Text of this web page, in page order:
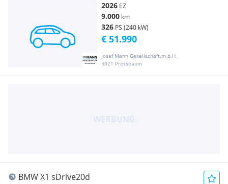
2026 EZ
9.000 km
326 PS (240 kW)
Josef Mann Gesellschaft.m.b.H.
3021 Pressbaum
€ 51.990
BMW X1 sDrive20d